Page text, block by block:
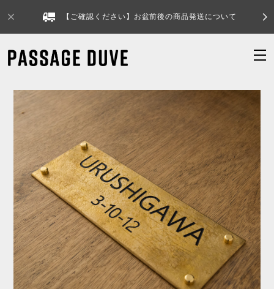
【ご確認ください】お盆前後の商品発送について